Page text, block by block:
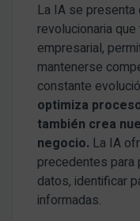
La IA se
revolucionaria
empresarial,
mantenerse
constante
optimiza
también crea
negocio. La IA
precedentes
datos, identificar
informadas.